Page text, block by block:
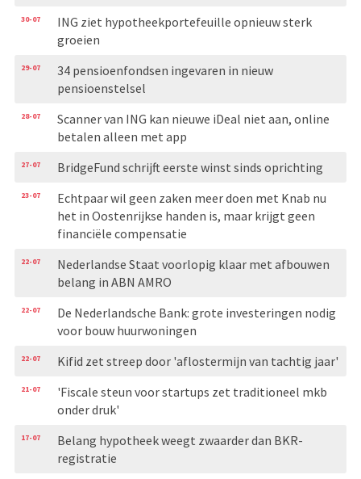
30-07
ING ziet hypotheekportefeuille opnieuw sterk
groeien
29-07
34 pensioenfondsen ingevaren in nieuw
pensioenstelsel
28-07
Scanner van ING kan nieuwe iDeal niet aan, online
betalen alleen met app
27-07 BridgeFund schrijft eerste winst sinds oprichting
23-07
Echtpaar wil geen zaken meer doen met Knab nu
het in Oostenrijkse handen is, maar krijgt geen
financiële compensatie
22-07
Nederlandse Staat voorlopig klaar met afbouwen
belang in ABN AMRO
22-07
De Nederlandsche Bank: grote investeringen nodig
voor bouw huurwoningen
22-07 Kifid zet streep door 'aflostermijn van tachtig jaar'
21-07
'Fiscale steun voor startups zet traditioneel mkb
onder druk'
17-07
Belang hypotheek weegt zwaarder dan BKR-
registratie